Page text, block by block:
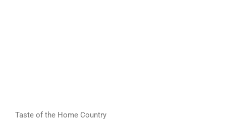
Taste of the Home Country